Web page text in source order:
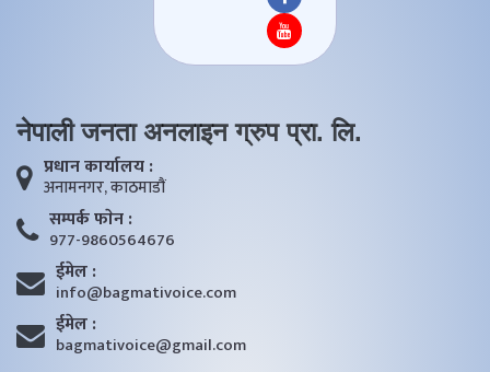
नेपाली जनता अनलाइन ग्रुप प्रा. लि.
प्रधान कार्यालय :
अनामनगर, काठमाडाैं
सम्पर्क फाेन :
977-9860564676
ईमेल :
info@bagmativoice.com
ईमेल :
bagmativoice@gmail.com